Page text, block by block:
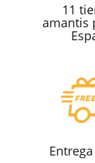
11
amantis